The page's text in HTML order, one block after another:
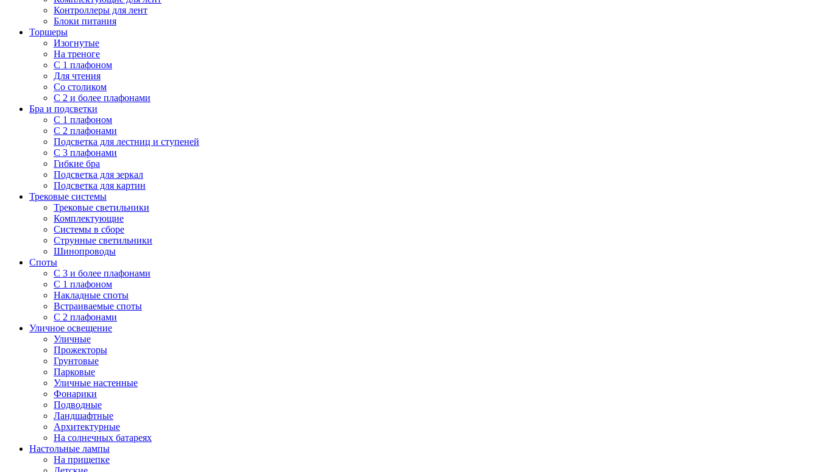
Контроллеры для лент
Блоки питания
Торшеры
Изогнутые
На треноге
С 1 плафоном
Для чтения
Со столиком
С 2 и более плафонами
Бра и подсветки
С 1 плафоном
С 2 плафонами
Подсветка для лестниц и ступеней
С 3 плафонами
Гибкие бра
Подсветка для зеркал
Подсветка для картин
Трековые системы
Трековые светильники
Комплектующие
Системы в сборе
Струнные светильники
Шинопроводы
Споты
С 3 и более плафонами
С 1 плафоном
Накладные споты
Встраиваемые споты
С 2 плафонами
Уличное освещение
Уличные
Прожекторы
Грунтовые
Парковые
Уличные настенные
Фонарики
Подводные
Ландшафтные
Архитектурные
На солнечных батареях
Настольные лампы
На прищепке